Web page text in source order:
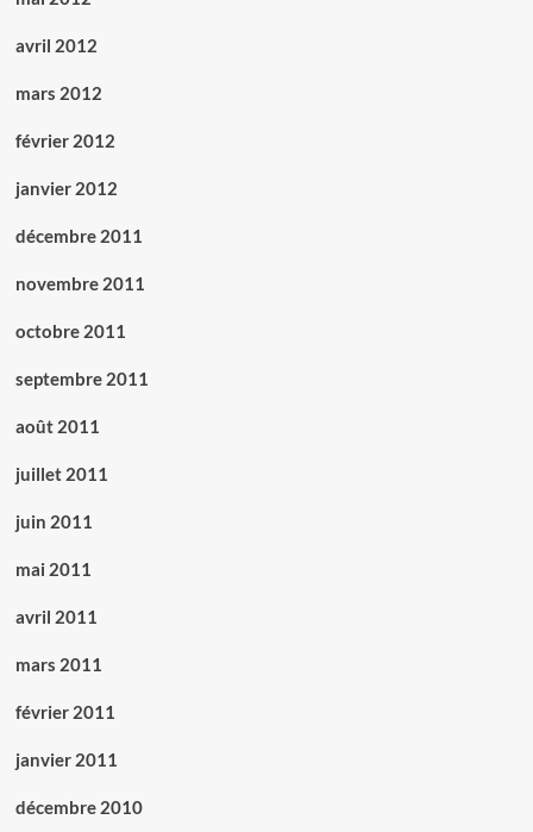
avril 2012
mars 2012
février 2012
janvier 2012
décembre 2011
novembre 2011
octobre 2011
septembre 2011
août 2011
juillet 2011
juin 2011
mai 2011
avril 2011
mars 2011
février 2011
janvier 2011
décembre 2010